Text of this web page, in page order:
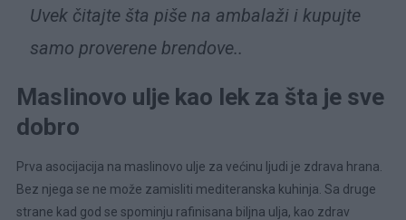
Uvek čitajte šta piše na ambalaži i kupujte
samo proverene brendove..
Maslinovo ulje kao lek za šta je sve
dobro
Prva asocijacija na maslinovo ulje za većinu ljudi je zdrava hrana.
Bez njega se ne može zamisliti mediteranska kuhinja. Sa druge
strane kad god se spominju rafinisana biljna ulja, kao zdrav